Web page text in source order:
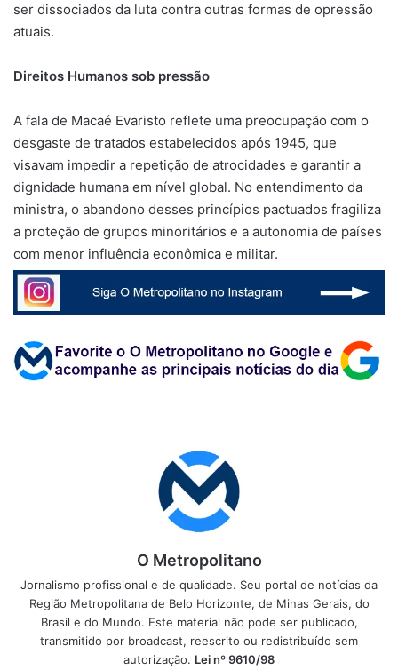
ser dissociados da luta contra outras formas de opressão
atuais.
Direitos Humanos sob pressão
A fala de Macaé Evaristo reflete uma preocupação com o
desgaste de tratados estabelecidos após 1945, que
visavam impedir a repetição de atrocidades e garantir a
dignidade humana em nível global. No entendimento da
ministra, o abandono desses princípios pactuados fragiliza
a proteção de grupos minoritários e a autonomia de países
com menor influência econômica e militar.
O Metropolitano
Jornalismo profissional e de qualidade. Seu portal de notícias da
Região Metropolitana de Belo Horizonte, de Minas Gerais, do
Brasil e do Mundo. Este material não pode ser publicado,
transmitido por broadcast, reescrito ou redistribuído sem
autorização. Lei nº 9610/98